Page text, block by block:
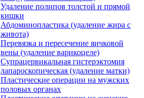
Удаление полипов толстой и прямой
кишки
Абдоминопластика (удаление жира с
живота)
Перевязка и пересечение яичковой
вены (удаление варикоцеле)
Супрацервикальная гистерэктомия
лапароскопическая (удаление матки)
Пластические операции на мужских
половых органах